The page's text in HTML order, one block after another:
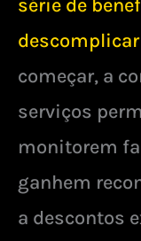
série de
começar, a
serviços
monitorem
ganhem
a descontos